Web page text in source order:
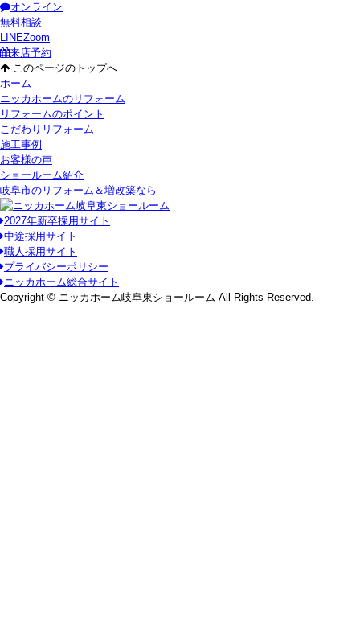
オンライン
無料相談
LINEZoom
来店予約
このページのトップへ
ホーム
ニッカホームのリフォーム
リフォームのポイント
こだわりリフォーム
施工事例
お客様の声
ショールーム紹介
岐阜市のリフォーム＆増改築なら
2027年新卒採用サイト
中途採用サイト
職人採用サイト
プライバシーポリシー
ニッカホーム総合サイト
Copyright © ニッカホーム岐阜東ショールーム All Rights Reserved.